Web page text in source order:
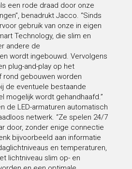
een rode draad door onze
benadrukt Jacco. “Sinds
gebruik van onze in eigen
Technology, die slim en
andere de
wordt ingebouwd. Vervolgens
plug-and-play op het
rond gebouwen worden
de eventuele bestaande
mogelijk wordt gehandhaafd.”
de LED-armaturen automatisch
netwerk. “Ze spelen 24/7
door, zonder enige connectie
bijvoorbeeld aan informatie
en temperaturen,
lichtniveau slim op- en